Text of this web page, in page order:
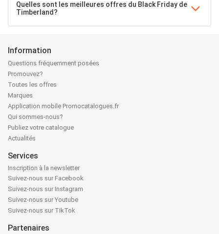
Quelles sont les meilleures offres du Black Friday de
Timberland?
Information
Questions fréquemment posées
Promouvez?
Toutes les offres
Marques
Application mobile Promocatalogues.fr
Qui sommes-nous?
Publiez votre catalogue
Actualités
Services
Inscription à la newsletter
Suivez-nous sur Facebook
Suivez-nous sur Instagram
Suivez-nous sur Youtube
Suivez-nous sur TikTok
Partenaires